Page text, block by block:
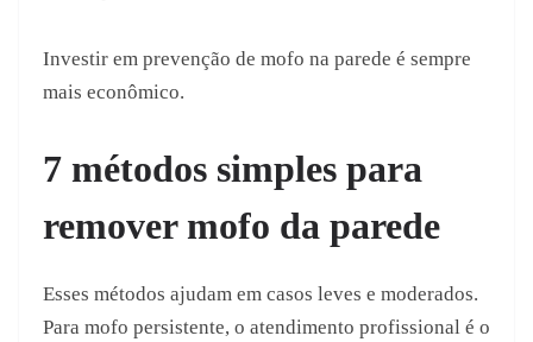
Investir em prevenção de mofo na parede é sempre
mais econômico.
7 métodos simples para
remover mofo da parede
Esses métodos ajudam em casos leves e moderados.
Para mofo persistente, o atendimento profissional é o